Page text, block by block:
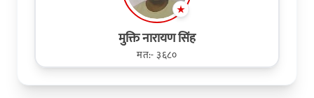
मुक्ति नारायण सिंह
मत:- ३६८०